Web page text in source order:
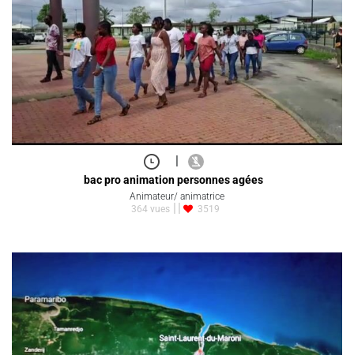
|
bac pro animation personnes agées
Animateur/ animatrice
364 vues
3519